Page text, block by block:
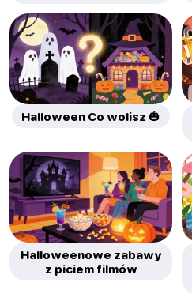
Halloween Co wolisz 🎃
Halloweenowe zabawy
z piciem filmów